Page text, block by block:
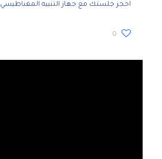
احجز جلستك مع جهاز التنبيه المغناطيسي
0